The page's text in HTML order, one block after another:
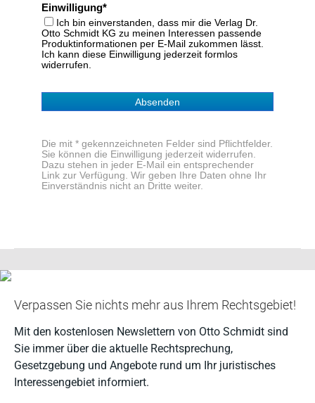
Einwilligung
Ich bin einverstanden, dass mir die Verlag Dr.
Otto Schmidt KG zu meinen Interessen passende
Produktinformationen per E-Mail zukommen lässt.
Ich kann diese Einwilligung jederzeit formlos
widerrufen.
Absenden
Die mit * gekennzeichneten Felder sind Pflichtfelder.
Sie können die Einwilligung jederzeit widerrufen.
Dazu stehen in jeder E-Mail ein entsprechender
Link zur Verfügung. Wir geben Ihre Daten ohne Ihr
Einverständnis nicht an Dritte weiter.
Verpassen Sie nichts mehr aus Ihrem Rechtsgebiet!
Mit den kostenlosen Newslettern von Otto Schmidt sind
Sie immer über die aktuelle Rechtsprechung,
Gesetzgebung und Angebote rund um Ihr juristisches
Interessengebiet informiert.